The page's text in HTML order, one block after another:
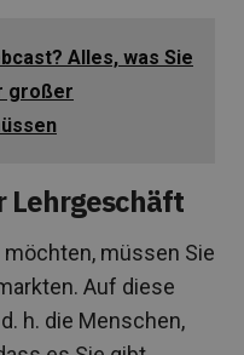
Alles, was Sie
großer
Lehrgeschäft
müssen Sie
Auf diese
h. die Menschen,